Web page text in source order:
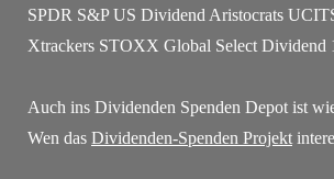
SPDR S&P US Dividend Aristocrats
Xtrackers STOXX Global Select
Auch ins Dividenden Spenden Depot ist
Wen das Dividenden-Spenden Projekt